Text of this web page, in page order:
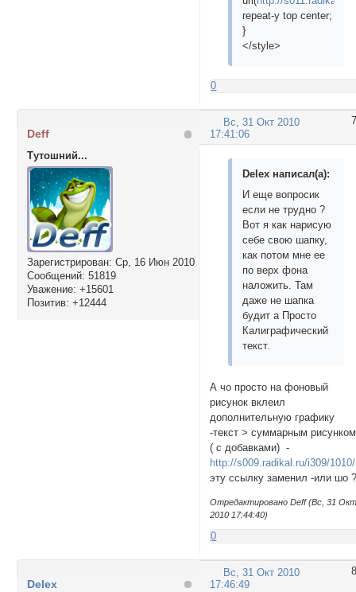
repeat-y top center;
}
</style>
0
7
Вс, 31 Окт 2010
17:41:06
Deff
Тутошний...
Зарегистрирован: Ср, 16 Июн 2010
Сообщений: 51819
Уважение: +15601
Позитив: +12444
Delex написал(а):
И еще вопросик
если не трудно ?
Вот я как нарисую
себе свою шапку,
как потом мне ее
по верх фона
наложить. Там
даже не шапка
будит а Просто
Калиграфический
текст.
А чо просто на фоновый
рисунок вклеил
дополнительную графику
-текст > cуммарным рисунком
( c добавками) -
http://s009.radikal.ru/i309/
эту ссылку заменил -или шо
Отредактировано Deff (Вс, 31
2010 17:44:40)
0
8
Вс, 31 Окт 2010
17:46:49
Delex